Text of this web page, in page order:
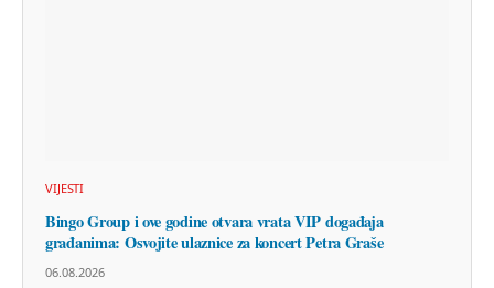
VIJESTI
Bingo Group i ove godine otvara vrata VIP događaja
građanima: Osvojite ulaznice za koncert Petra Graše
06.08.2026